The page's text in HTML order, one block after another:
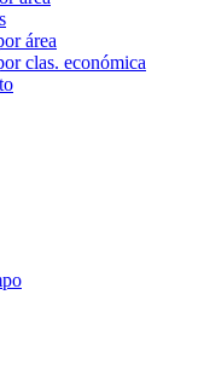
área
clas. económica